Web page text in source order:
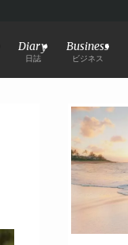
Diary
日誌
Business
ビジネス